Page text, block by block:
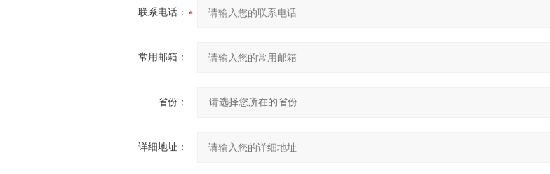
联系电话：
常用邮箱：
省份：
详细地址：